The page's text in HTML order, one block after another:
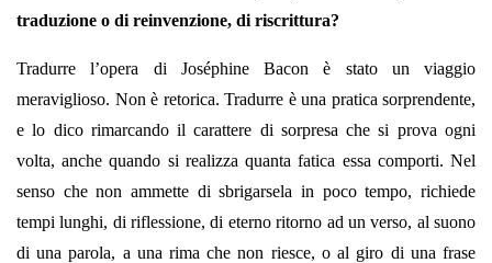
traduzione o di reinvenzione, di riscrittura?
Tradurre l’opera di Joséphine Bacon è stato un viaggio
meraviglioso. Non è retorica. Tradurre è una pratica sorprendente,
e lo dico rimarcando il carattere di sorpresa che si prova ogni
volta, anche quando si realizza quanta fatica essa comporti. Nel
senso che non ammette di sbrigarsela in poco tempo, richiede
tempi lunghi, di riflessione, di eterno ritorno ad un verso, al suono
di una parola, a una rima che non riesce, o al giro di una frase